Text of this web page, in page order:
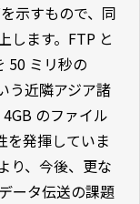
示すもので、同
します。FTP と
50 ミリ秒の
う近隣アジア諸
のファイル
を発揮していま
り、今後、更な
ータ伝送の課題